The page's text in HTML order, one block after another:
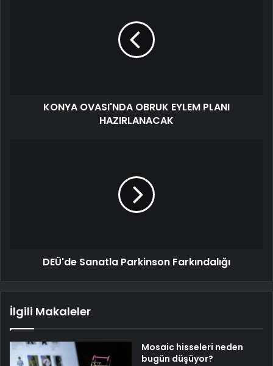
KONYA OVASI'NDA OBRUK EYLEM PLANI
HAZIRLANACAK
DEÜ'de Sanatla Parkinson Farkındalığı
İlgili Makaleler
Mosaic hisseleri neden
bugün düşüyor?